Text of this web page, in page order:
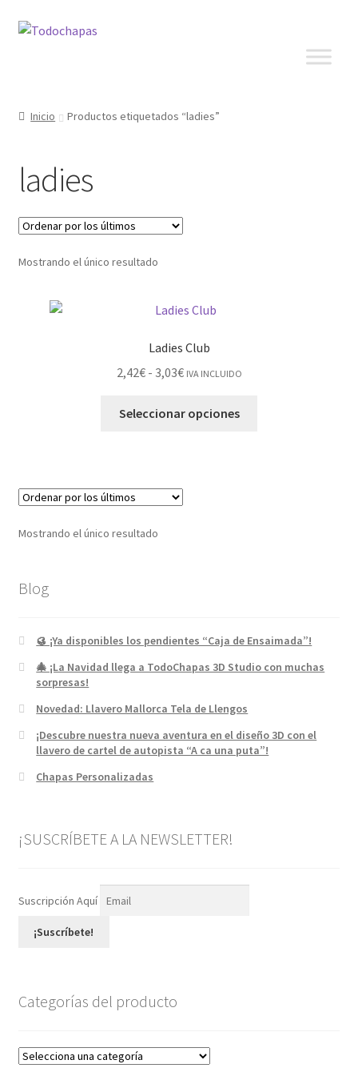
Inicio Productos etiquetados “ladies”
ladies
Mostrando el único resultado
Ladies Club
2,42€ - 3,03€ IVA INCLUIDO
Seleccionar opciones
Mostrando el único resultado
Blog
🥮 ¡Ya disponibles los pendientes “Caja de Ensaimada”!
🎄 ¡La Navidad llega a TodoChapas 3D Studio con muchas
sorpresas!
Novedad: Llavero Mallorca Tela de Llengos
¡Descubre nuestra nueva aventura en el diseño 3D con el
llavero de cartel de autopista “A ca una puta”!
Chapas Personalizadas
¡SUSCRÍBETE A LA NEWSLETTER!
Suscripción Aquí
¡Suscríbete!
Categorías del producto